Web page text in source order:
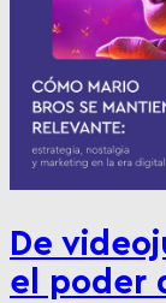
De
el poder